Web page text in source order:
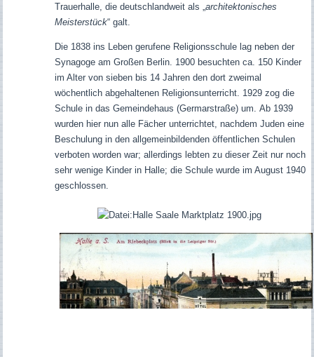
Trauerhalle, die deutschlandweit als „ architektonisches
Meisterstück“ galt.
Die 1838 ins Leben gerufene Religionsschule lag neben der
Synagoge am Großen Berlin. 1900 besuchten ca. 150 Kinder
im Alter von sieben bis 14 Jahren den dort zweimal
wöchentlich abgehaltenen Religionsunterricht. 1929 zog die
Schule in das Gemeindehaus (Germarstraße) um. Ab 1939
wurden hier nun alle Fächer unterrichtet, nachdem Juden eine
Beschulung in den allgemeinbildenden öffentlichen Schulen
verboten worden war; allerdings lebten zu dieser Zeit nur noch
sehr wenige Kinder in Halle; die Schule wurde im August 1940
geschlossen.